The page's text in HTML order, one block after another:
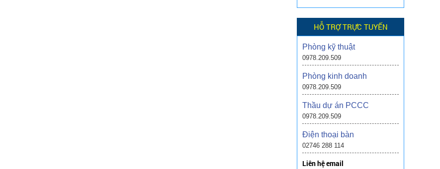
HỖ TRỢ TRỰC TUYẾN
Phòng kỹ thuật
0978.209.509
Phòng kinh doanh
0978.209.509
Thầu dự án PCCC
0978.209.509
Điện thoại bàn
02746 288 114
Liên hệ email